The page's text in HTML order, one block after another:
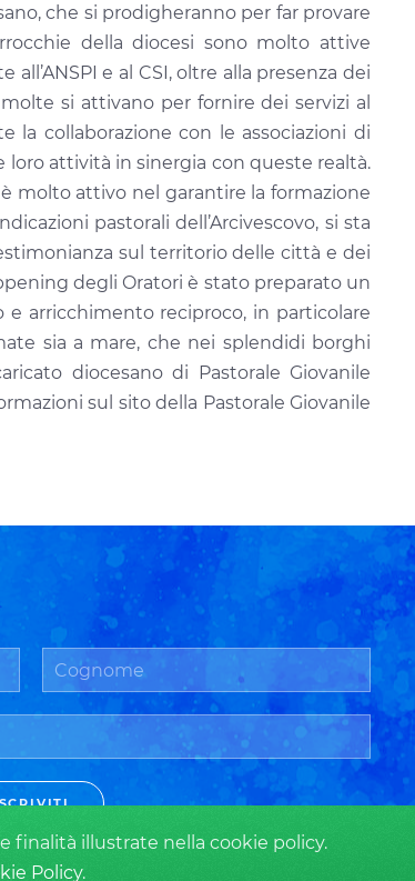
finalità illustrate nella cookie policy.
Policy.
che si prodigheranno per far provare
della diocesi sono molto attive
e al CSI, oltre alla presenza dei
si attivano per fornire dei servizi al
la collaborazione con le associazioni di
attività in sinergia con queste realtà.
è molto attivo nel garantire la formazione
pastorali dell’Arcivescovo, si sta
sul territorio delle città e dei
degli Oratori è stato preparato un
arricchimento reciproco, in particolare
sia a mare, che nei splendidi borghi
diocesano di Pastorale Giovanile
sul sito della Pastorale Giovanile